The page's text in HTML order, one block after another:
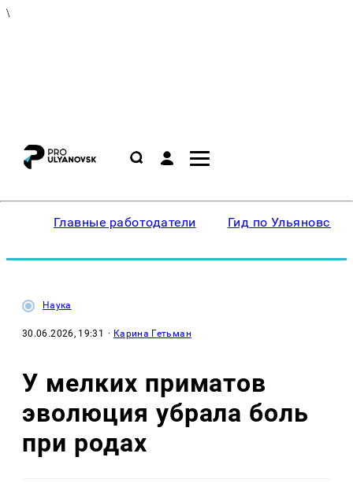
\
Главные работодатели Гид по Ульяновску
Наука
30.06.2026, 19:31 · Карина Гетьман
У мелких приматов
эволюция убрала боль
при родах